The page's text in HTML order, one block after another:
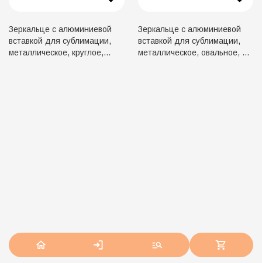
Зеркальце с алюминиевой
вставкой для сублимации,
металлическое, круглое,
Зеркальце с алюминиевой
вставкой для сублимации,
металлическое, овальное, 70